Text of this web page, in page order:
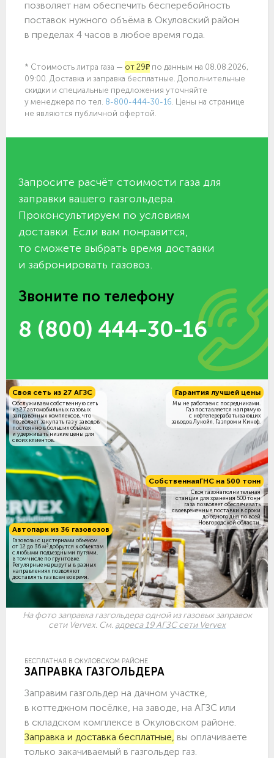
позволяет нам обеспечить бесперебойность
поставок нужного объёма в Окуловский район
в пределах 4 часов в любое время года.
* Стоимость литра газа — от 29₽ по данным на 08.08.2026,
09:00. Доставка и заправка бесплатные. Дополнительные
скидки и специальные предложения уточняйте
у менеджера по тел. 8-800-444-30-16 . Цены на странице
не являются публичной офертой.
Запросите расчёт стоимости газа для
заправки вашего газгольдера.
Проконсультируем по условиям
доставки. Если вам понравится,
то сможете выбрать время доставки
и забронировать газовоз.
Звоните по телефону
8 (800) 444-30-16
СобственнаяГНС на 500 тонн
Своя газонаполнительная
станция для хранения 500 тонн
газа позволяет обеспечивать
своевременные поставки в сроки
до одного дня по всей
Новгородской области.
Своя сеть из 27 АГЗС
Обслуживаем собственную сеть
из 27 автомобильных газовых
заправочных комплексов, что
позволяет закупать газ у заводов
постоянно в больших объёмах
и удерживать низкие цены для
своих клиентов.
Гарантия лучшей цены
Мы не работаем с посредниками.
Газ поставляется напрямую
с нефтеперерабатывающих
заводов Лукойл, Газпром и Кинеф.
Автопарк из 36 газовозов
Газовозы с цистернами объемом
от 12 до 36 м3 добрутся к объектам
c любыми подъездными путями,
в том числе по грунтовке.
Регулярные маршруты в разных
направлениях позволяют
доставлять газ всем вовремя.
На фото заправка газгольдера одной из газовых заправок
сети Vervex. См. адреса 19 АГЗС сети Vervex
БЕСПЛАТНАЯ В ОКУЛОВСКОМ РАЙОНЕ
ЗАПРАВКА ГАЗГОЛЬДЕРА
Заправим газгольдер на дачном участке,
в коттеджном посёлке, на заводе, на АГЗС или
в складском комплексе в Окуловском районе.
Заправка и доставка бесплатные, вы оплачиваете
только закачиваемый в газгольдер газ.